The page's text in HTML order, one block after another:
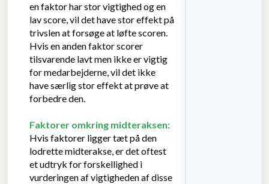
en faktor har stor vigtighed og en
lav score, vil det have stor effekt på
trivslen at forsøge at løfte scoren.
Hvis en anden faktor scorer
tilsvarende lavt men ikke er vigtig
for medarbejderne, vil det ikke
have særlig stor effekt at prøve at
forbedre den.
Faktorer omkring midteraksen:
Hvis faktorer ligger tæt på den
lodrette midterakse, er det oftest
et udtryk for forskellighed i
vurderingen af vigtigheden af disse